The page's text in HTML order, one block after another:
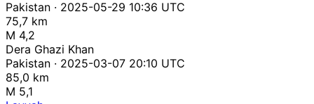
Pakistan · 2025-05-29 10:36 UTC
75,7 km
M 4,2
Dera Ghazi Khan
Pakistan · 2025-03-07 20:10 UTC
85,0 km
M 5,1